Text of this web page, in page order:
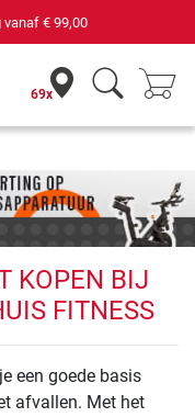
vanaf € 99,00
69x
KOPEN BIJ
FITNESS
een goede basis
afvallen. Met het